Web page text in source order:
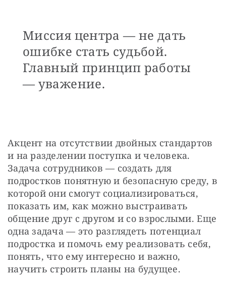
Миссия центра — не дать
ошибке стать судьбой.
Главный принцип работы
— уважение.
Акцент на отсутствии двойных стандартов
и на разделении поступка и человека.
Задача сотрудников — создать для
подростков понятную и безопасную среду, в
которой они смогут социализироваться,
показать им, как можно выстраивать
общение друг с другом и со взрослыми. Еще
одна задача — это разглядеть потенциал
подростка и помочь ему реализовать себя,
понять, что ему интересно и важно,
научить строить планы на будущее.